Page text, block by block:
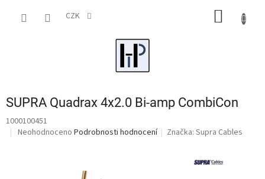
CZK
SUPRA Quadrax 4x2.0 Bi-amp CombiCon
1000100451
Průměrné
Neohodnoceno Podrobnosti hodnocení Značka:Supra Cables